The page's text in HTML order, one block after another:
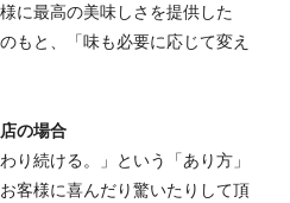
に最高の美味しさを提供した
もと、「味も必要に応じて変え
の場合
り続ける。」という「あり方」
客様に喜んだり驚いたりして頂